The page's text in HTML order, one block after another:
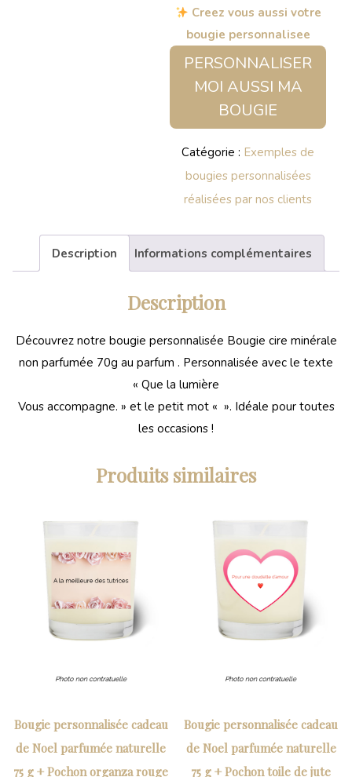
Creez vous aussi votre
bougie personnalisee
PERSONNALISER
MOI AUSSI MA
BOUGIE
Catégorie : Exemples de
bougies personnalisées
réalisées par nos clients
Description Informations complémentaires
Description
Découvrez notre bougie personnalisée Bougie cire minérale
non parfumée 70g au parfum . Personnalisée avec le texte
« Que la lumière
Vous accompagne. » et le petit mot « ». Idéale pour toutes
les occasions !
Produits similaires
Bougie personnalisée cadeau
de Noel parfumée naturelle
75 g + Pochon organza rouge
Bougie personnalisée cadeau
de Noel parfumée naturelle
75 g + Pochon toile de jute